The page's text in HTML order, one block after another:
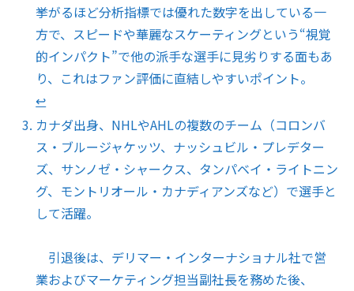
挙がるほど分析指標では優れた数字を出している一
方で、スピードや華麗なスケーティングという“視覚
的インパクト”で他の派手な選手に見劣りする面もあ
り、これはファン評価に直結しやすいポイント。
↩︎
カナダ出身、NHLやAHLの複数のチーム（コロンバ
ス・ブルージャケッツ、ナッシュビル・プレデター
ズ、サンノゼ・シャークス、タンパベイ・ライトニン
グ、モントリオール・カナディアンズなど）で選手と
して活躍。
引退後は、デリマー・インターナショナル社で営
業およびマーケティング担当副社長を務めた後、